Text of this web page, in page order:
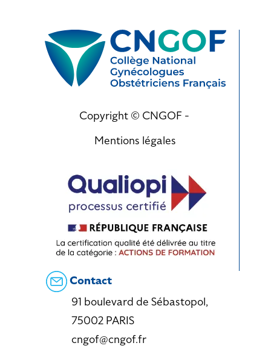
Copyright © CNGOF -
Mentions légales
Contact
91 boulevard de Sébastopol,
75002 PARIS
cngof@cngof.fr